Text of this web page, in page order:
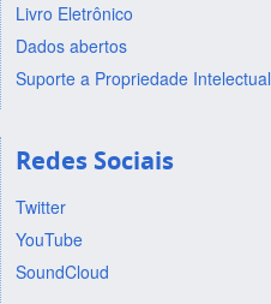
Livro Eletrônico
Dados abertos
Suporte a Propriedade Intelectual
Redes Sociais
Twitter
YouTube
SoundCloud